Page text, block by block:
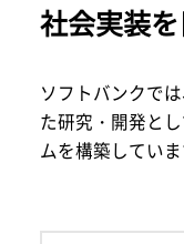
社会実装
ソフトバンクで
た研究・開発と
ムを構築していま